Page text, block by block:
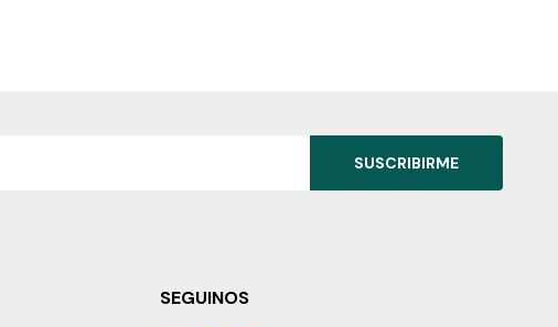
SUSCRIBIRME
SEGUINOS